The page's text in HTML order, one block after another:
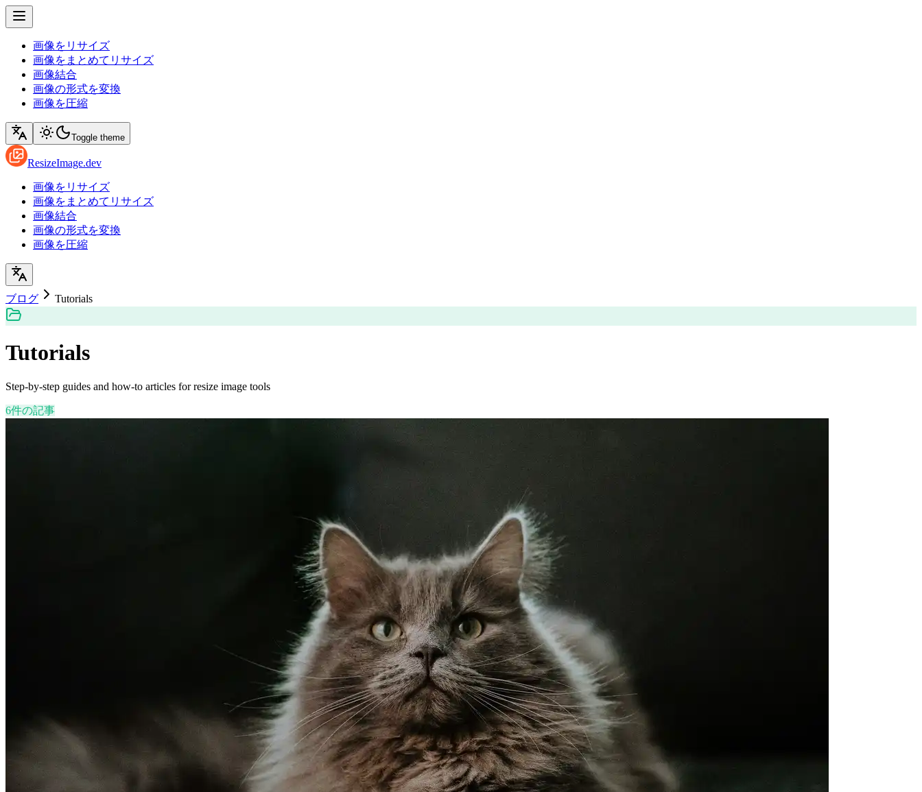
画像をリサイズ
画像をまとめてリサイズ
画像結合
画像の形式を変換
画像を圧縮
Toggle theme
ResizeImage.dev
画像をリサイズ
画像をまとめてリサイズ
画像結合
画像の形式を変換
画像を圧縮
ブログ Tutorials
Tutorials
Step-by-step guides and how-to articles for resize image tools
6件の記事